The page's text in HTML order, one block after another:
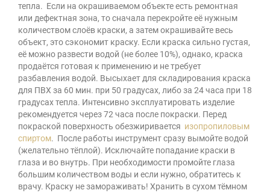
тепла. Если на окрашиваемом объекте есть ремонтная
или дефектная зона, то сначала перекройте её нужным
количеством слоёв краски, а затем окрашивайте весь
объект, это сэкономит краску. Если краска сильно густая,
её можно развести водой (не более 10%), однако, краска
продаётся готовая к применению и не требует
разбавления водой. Высыхает для складирования краска
для ПВХ за 60 мин. при 50 градусах, либо за 24 часа при 18
градусах тепла. Интенсивно эксплуатировать изделие
рекомендуется через 72 часа после покраски. Перед
покраской поверхность обезжиривается изопропиловым
спиртом. После работы инструмент сразу вымойте водой
(желательно тёплой). Исключайте попадание краски в
глаза и во внутрь. При необходимости промойте глаза
большим количеством воды и если нужно, обратитесь к
врачу. Краску не замораживать! Хранить в сухом тёмном